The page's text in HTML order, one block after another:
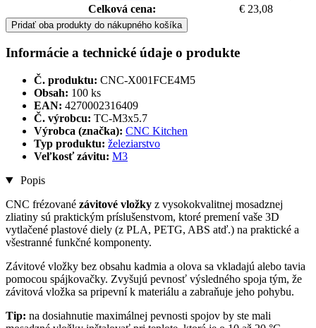
Celková cena:
€ 23,08
Pridať oba produkty do nákupného košíka
Informácie a technické údaje o produkte
Č. produktu: CNC-X001FCE4M5
Obsah: 100 ks
EAN: 4270002316409
Č. výrobcu: TC-M3x5.7
Výrobca (značka): CNC Kitchen
Typ produktu: železiarstvo
Veľkosť závitu: M3
Popis
CNC frézované závitové vložky z vysokokvalitnej mosadznej
zliatiny sú praktickým príslušenstvom, ktoré premení vaše 3D
vytlačené plastové diely (z PLA, PETG, ABS atď.) na praktické a
všestranné funkčné komponenty.
Závitové vložky bez obsahu kadmia a olova sa vkladajú alebo tavia
pomocou spájkovačky. Zvyšujú pevnosť výsledného spoja tým, že
závitová vložka sa pripevní k materiálu a zabraňuje jeho pohybu.
Tip: na dosiahnutie maximálnej pevnosti spojov by ste mali